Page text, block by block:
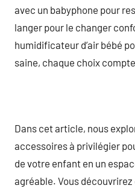
avec un babyphone pour
langer pour le changer
humidificateur d’air bébé
saine, chaque choix
Dans cet article, nous
accessoires à privilégier
de votre enfant en un
agréable. Vous découvrirez